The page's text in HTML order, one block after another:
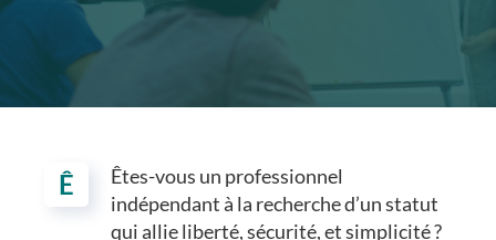
Ê
Êtes-vous un professionnel
indépendant à la recherche d’un statut
qui allie liberté, sécurité, et simplicité ?